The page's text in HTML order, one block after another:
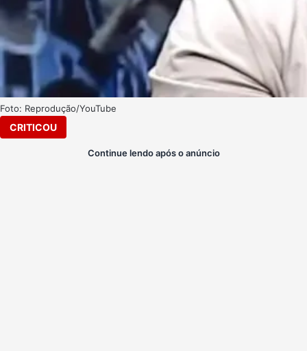
Foto: Reprodução/YouTube
CRITICOU
Continue lendo após o anúncio